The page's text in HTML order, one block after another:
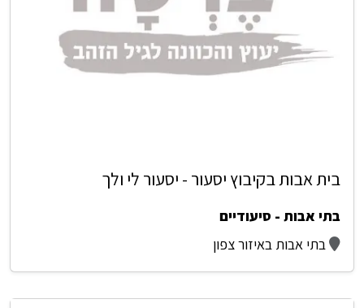
בית אבות בקיבוץ יסעור - יסעור לי ולך
בתי אבות - סיעודיים
בתי אבות באיזור צפון